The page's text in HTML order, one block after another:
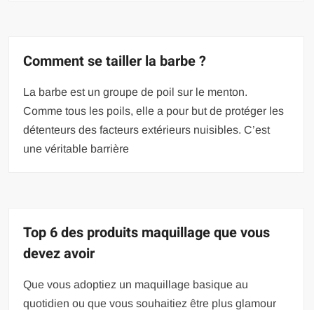
Comment se tailler la barbe ?
La barbe est un groupe de poil sur le menton.
Comme tous les poils, elle a pour but de protéger les
détenteurs des facteurs extérieurs nuisibles. C’est
une véritable barrière
Top 6 des produits maquillage que vous
devez avoir
Que vous adoptiez un maquillage basique au
quotidien ou que vous souhaitiez être plus glamour